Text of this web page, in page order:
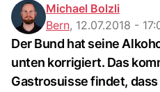
Michael Bolzli
Bern, 12.07.2018 -
Der Bund hat seine
unten korrigiert. Das
Gastrosuisse findet,